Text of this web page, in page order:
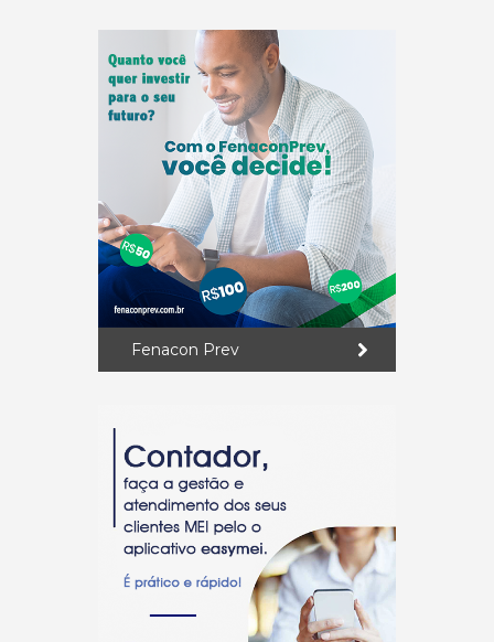
Fenacon Prev